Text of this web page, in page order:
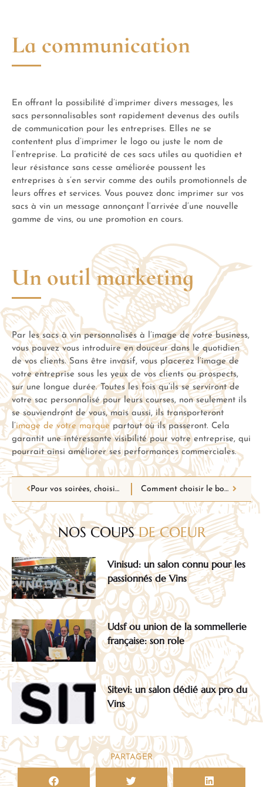
La communication
En offrant la possibilité d’imprimer divers messages, les
sacs personnalisables sont rapidement devenus des outils
de communication pour les entreprises. Elles ne se
contentent plus d’imprimer le logo ou juste le nom de
l’entreprise. La praticité de ces sacs utiles au quotidien et
leur résistance sans cesse améliorée poussent les
entreprises à s’en servir comme des outils promotionnels de
leurs offres et services. Vous pouvez donc imprimer sur vos
sacs à vin un message annonçant l’arrivée d’une nouvelle
gamme de vins, ou une promotion en cours.
Un outil marketing
Par les sacs à vin personnalisés à l’image de votre business,
vous pouvez vous introduire en douceur dans le quotidien
de vos clients. Sans être invasif, vous placerez l’image de
votre entreprise sous les yeux de vos clients ou prospects,
sur une longue durée. Toutes les fois qu’ils se serviront de
votre sac personnalisé pour leurs courses, non seulement ils
se souviendront de vous, mais aussi, ils transporteront
l’image de votre marquepartout où ils passeront. Cela
garantit une intéressante visibilité pour votre entreprise, qui
pourrait ainsi améliorer ses performances commerciales.
Pour vos soirées, choisissez des boissons sans alcool Comment choisir le bon vin blanc pour toutes les occasions?
NOS COUPSDE COEUR
Vinisud: un salon connu pour les
passionnés de Vins
Udsf ou union de la sommellerie
française: son role
Sitevi: un salon dédié aux pro du
Vins
PARTAGER